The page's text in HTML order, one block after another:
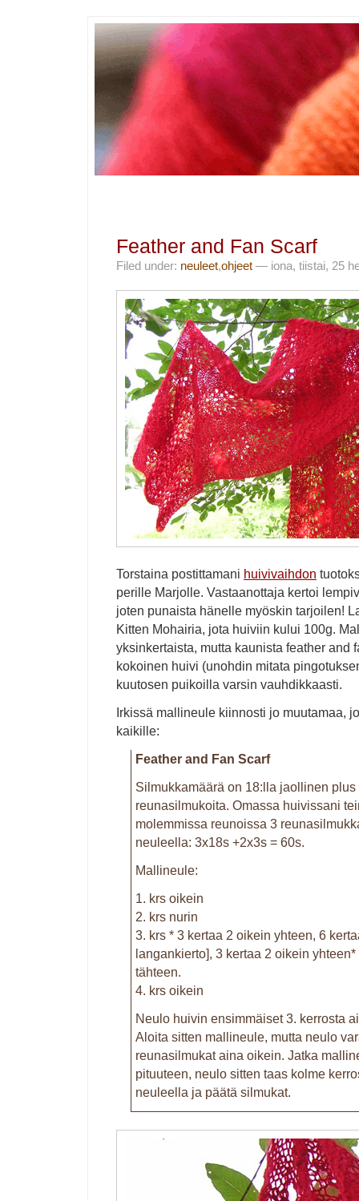
Feather and Fan Scarf
Filed under: neuleet,ohjeet — iona, tiistai, 25
Torstaina postittamani huivivaihdon
perille Marjolle. Vastaanottaja kertoi
joten punaista hänelle myöskin tarjoilen!
Kitten Mohairia, jota huiviin kului 100g.
yksinkertaista, mutta kaunista feather and
kokoinen huivi (unohdin mitata
kuutosen puikoilla varsin vauhdikkaasti.
Irkissä mallineule kiinnosti jo muutamaa,
kaikille:
Feather and Fan Scarf
Silmukkamäärä on 18:lla jaollinen
reunasilmukoita. Omassa huivissani
molemmissa reunoissa 3
neuleella: 3x18s +2x3s = 60s.
Mallineule:
1. krs oikein
2. krs nurin
3. krs * 3 kertaa 2 oikein yhteen, 6
langankierto], 3 kertaa 2 oikein
tähteen.
4. krs oikein
Neulo huivin ensimmäiset 3. kerrosta
Aloita sitten mallineule, mutta neulo
reunasilmukat aina oikein. Jatka
pituuteen, neulo sitten taas kolme
neuleella ja päätä silmukat.